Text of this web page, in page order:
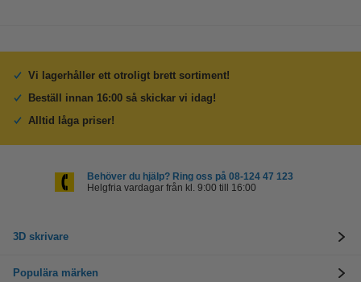
Vi lagerhåller ett otroligt brett sortiment!
Beställ innan 16:00 så skickar vi idag!
Alltid låga priser!
Behöver du hjälp? Ring oss på 08-124 47 123
Helgfria vardagar från kl. 9:00 till 16:00
3D skrivare
Populära märken